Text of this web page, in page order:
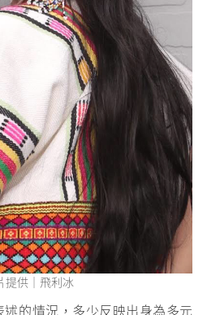
提供｜飛利冰
的情況，多少反映出身為多元